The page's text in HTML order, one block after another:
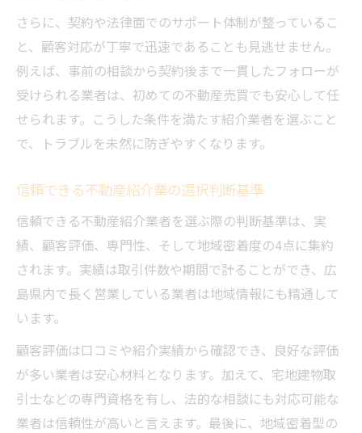
さらに、契約や法律面でのサポート体制が整っているこ
と、顧客対応が丁寧で迅速であることも見逃せません。
例えば、事前の相談から契約後まで一貫したフォローが
受けられる業者は、初めての不動産売買でも安心して任
せられます。こうした条件を満たす紹介業者を選ぶこと
で、トラブルを未然に防ぎやすくなります。
信頼できる不動産紹介業の選択判断基準
信頼できる不動産紹介業者を選ぶ際の判断基準は、実
績、顧客評価、専門性、そして地域密着度の4点に集約
されます。実績は取引件数や期間で計ることができ、広
島県内で長く営業している業者は地域情報にも精通して
います。
顧客評価は口コミや紹介実績から確認でき、良好な評価
が多い業者は安心材料となります。加えて、宅地建物取
引士などの専門資格を有し、法的な相談にも対応可能な
業者は信頼性が高いと言えます。最後に、地域密着型の